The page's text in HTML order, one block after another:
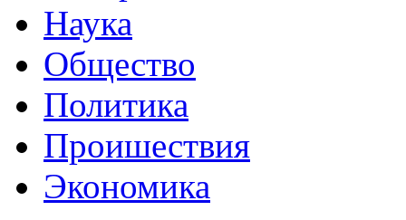
Наука
Общество
Политика
Проишествия
Экономика